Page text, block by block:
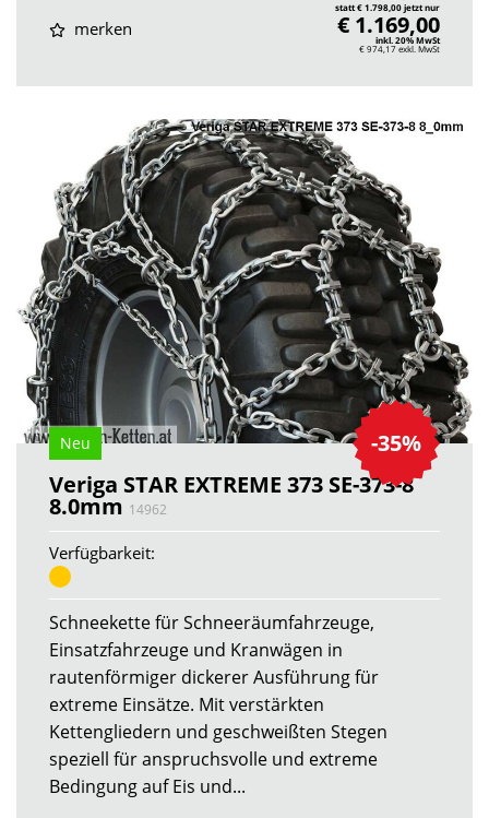
merken
statt € 1.798,00 jetzt nur
€ 1.169,00
inkl. 20% MwSt
€ 974,17exkl. MwSt
-35%
Neu
Veriga STAR EXTREME 373 SE-373-8
8.0mm 14962
Verfügbarkeit:
Schneekette für Schneeräumfahrzeuge,
Einsatzfahrzeuge und Kranwägen in
rautenförmiger dickerer Ausführung für
extreme Einsätze. Mit verstärkten
Kettengliedern und geschweißten Stegen
speziell für anspruchsvolle und extreme
Bedingung auf Eis und...